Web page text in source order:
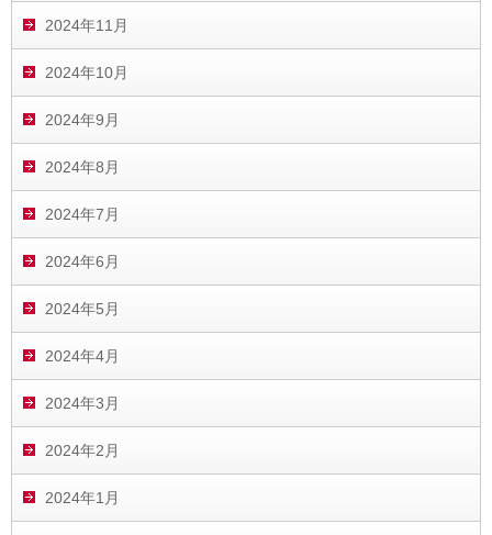
2024年11月
2024年10月
2024年9月
2024年8月
2024年7月
2024年6月
2024年5月
2024年4月
2024年3月
2024年2月
2024年1月